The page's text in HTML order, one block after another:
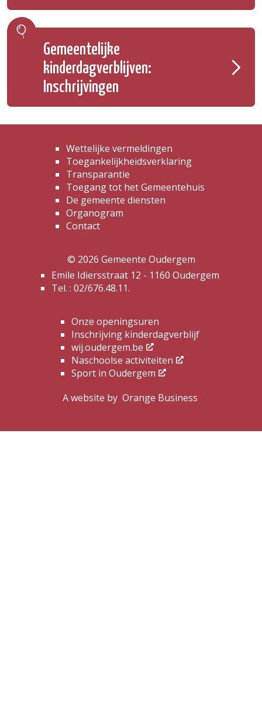
Gemeentelijke
kinderdagverblijven:
Inschrijvingen
Wettelijke vermeldingen
Toegankelijkheidsverklaring
Transparantie
Toegang tot het Gemeentehuis
De gemeente diensten
Organogram
Contact
© 2026 Gemeente Oudergem
Emile Idiersstraat 12 - 1160 Oudergem
Tel. : 02/676.48.11.
Onze openingsuren
Inschrijving kinderdagverblijf
wij.oudergem.be
Naschoolse activiteiten
Sport in Oudergem
A website by Orange Business